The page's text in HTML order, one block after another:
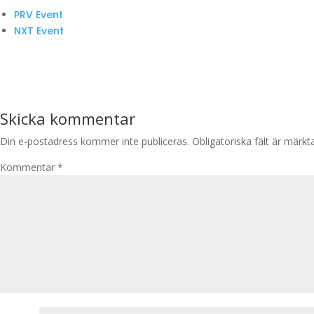
PRV Event
NXT Event
Skicka kommentar
Din e-postadress kommer inte publiceras. Obligatoriska fält är
Kommentar *